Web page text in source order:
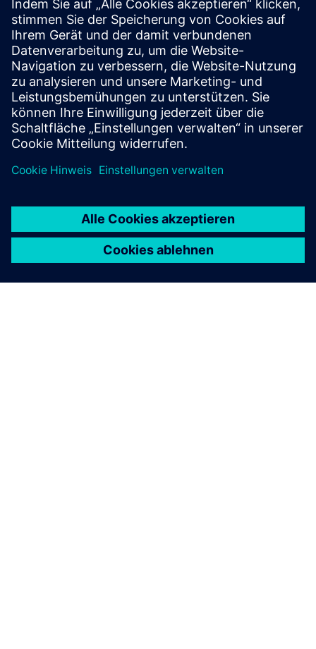
IT Staffing, Nearshore Managed
Teams, End-to-end Projects
Seit 2011 bauen wir leistungsstarke
Softwareentwicklungsteams auf, die sich in die Prozesse
und Teams unserer Kunden integrieren
Mehr erfahren